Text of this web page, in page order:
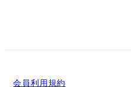
会員利用規約